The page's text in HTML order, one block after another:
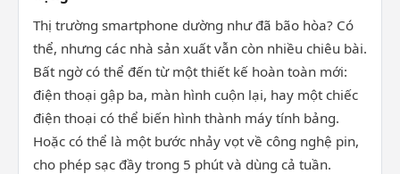
Thị trường smartphone dường như đã bão hòa? Có
thể, nhưng các nhà sản xuất vẫn còn nhiều chiêu bài.
Bất ngờ có thể đến từ một thiết kế hoàn toàn mới:
điện thoại gập ba, màn hình cuộn lại, hay một chiếc
điện thoại có thể biến hình thành máy tính bảng.
Hoặc có thể là một bước nhảy vọt về công nghệ pin,
cho phép sạc đầy trong 5 phút và dùng cả tuần.